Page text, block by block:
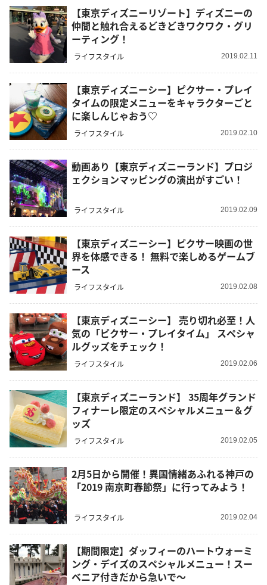
【東京ディズニーリゾート】ディズニーの
仲間と触れ合えるどきどきワクワク・グリ
ーティング！
ライフスタイル 2019.02.11
【東京ディズニーシー】ピクサー・プレイ
タイムの限定メニューをキャラクターごと
に楽しんじゃおう♡
ライフスタイル 2019.02.10
動画あり【東京ディズニーランド】プロジ
ェクションマッピングの演出がすごい！
ライフスタイル 2019.02.09
【東京ディズニーシー】ピクサー映画の世
界を体感できる！ 無料で楽しめるゲームブ
ース
ライフスタイル 2019.02.08
【東京ディズニーシー】 売り切れ必至！人
気の「ピクサー・プレイタイム」 スペシャ
ルグッズをチェック！
ライフスタイル 2019.02.06
【東京ディズニーランド】 35周年グランド
フィナーレ限定のスペシャルメニュー＆グ
ッズ
ライフスタイル 2019.02.05
2月5日から開催！異国情緒あふれる神戸の
「2019 南京町春節祭」に行ってみよう！
ライフスタイル 2019.02.04
【期間限定】ダッフィーのハートウォーミ
ング・デイズのスペシャルメニュー！スー
ベニア付きだから急いで～